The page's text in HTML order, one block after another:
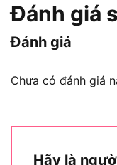
phân tích chi
cạnh để bạn
định đầu tư chiếc
Nội dung
Máy mài
18V có gì nổi
Đánh giá
Đánh giá
Chưa có đánh giá
Hãy là